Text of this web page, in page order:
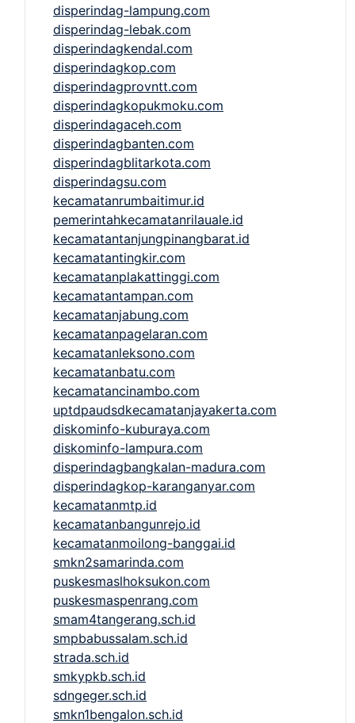
disperindag-lampung.com
disperindag-lebak.com
disperindagkendal.com
disperindagkop.com
disperindagprovntt.com
disperindagkopukmoku.com
disperindagaceh.com
disperindagbanten.com
disperindagblitarkota.com
disperindagsu.com
kecamatanrumbaitimur.id
pemerintahkecamatanrilauale.id
kecamatantanjungpinangbarat.id
kecamatantingkir.com
kecamatanplakattinggi.com
kecamatantampan.com
kecamatanjabung.com
kecamatanpagelaran.com
kecamatanleksono.com
kecamatanbatu.com
kecamatancinambo.com
uptdpaudsdkecamatanjayakerta.com
diskominfo-kuburaya.com
diskominfo-lampura.com
disperindagbangkalan-madura.com
disperindagkop-karanganyar.com
kecamatanmtp.id
kecamatanbangunrejo.id
kecamatanmoilong-banggai.id
smkn2samarinda.com
puskesmaslhoksukon.com
puskesmaspenrang.com
smam4tangerang.sch.id
smpbabussalam.sch.id
strada.sch.id
smkypkb.sch.id
sdngeger.sch.id
smkn1bengalon.sch.id